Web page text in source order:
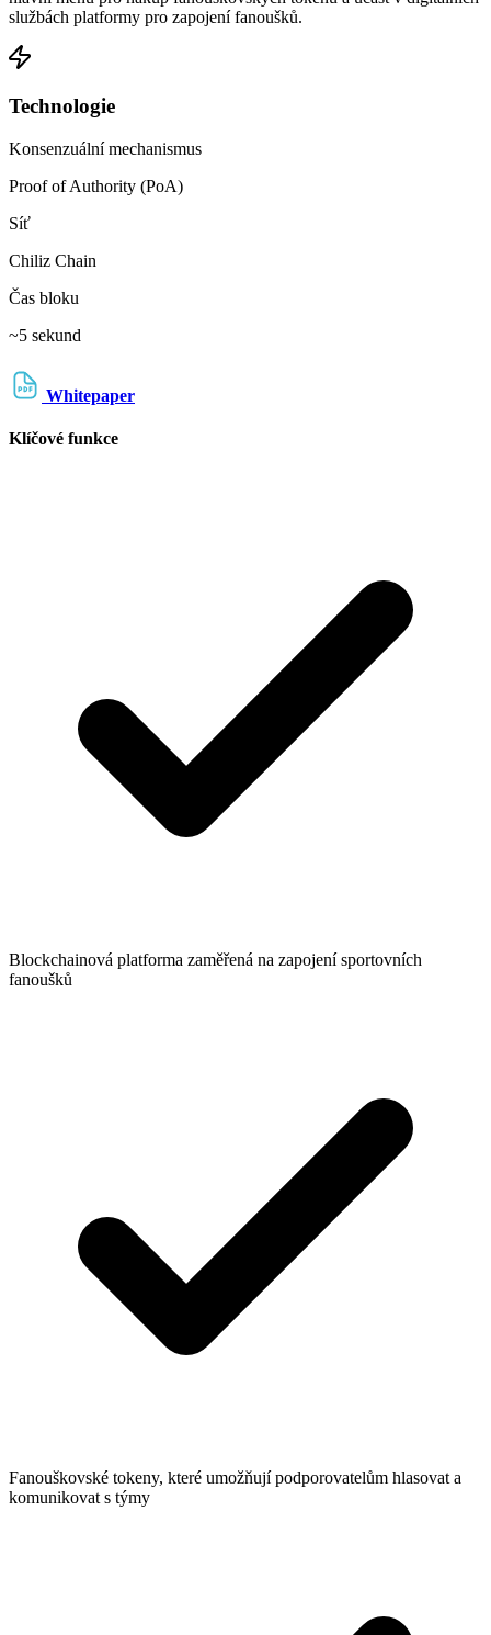
službách platformy pro zapojení fanoušků.
Technologie
Konsenzuální mechanismus
Proof of Authority (PoA)
Síť
Chiliz Chain
Čas bloku
~5 sekund
Whitepaper
Klíčové funkce
Blockchainová platforma zaměřená na zapojení sportovních
fanoušků
Fanouškovské tokeny, které umožňují podporovatelům hlasovat a
komunikovat s týmy